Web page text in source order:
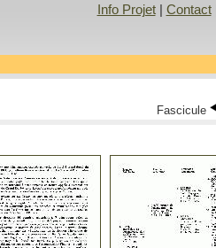
Info Projet| Contact|
Fascicule